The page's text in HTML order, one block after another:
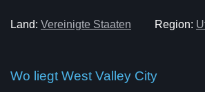
Land: Vereinigte Staaten Region:
Wo liegt West Valley City